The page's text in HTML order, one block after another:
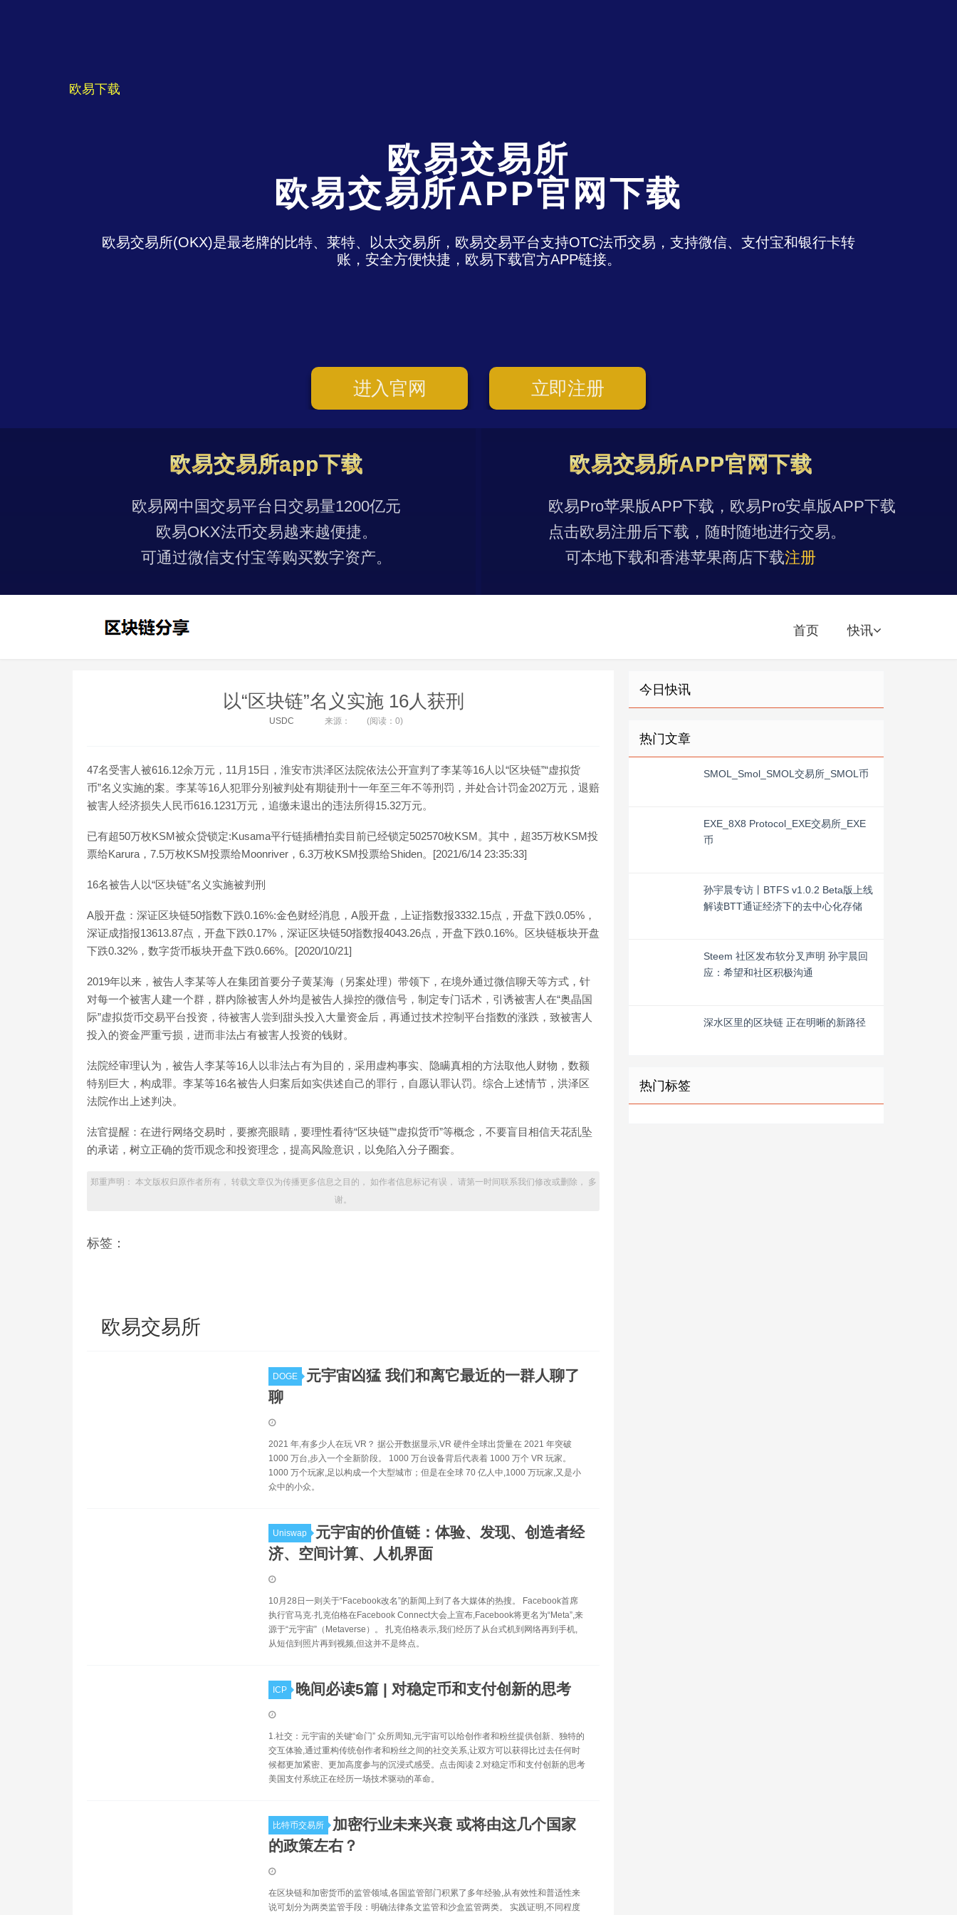
欧易下载
欧易交易所
欧易交易所APP官网下载
欧易交易所(OKX)是最老牌的比特、莱特、以太交易所，欧易交易平台支持OTC法币交易，支持微信、支付宝和银行卡转
账，安全方便快捷，欧易下载官方APP链接。
进入官网 立即注册
欧易交易所app下载
欧易网中国交易平台日交易量1200亿元
欧易OKX法币交易越来越便捷。
可通过微信支付宝等购买数字资产。
欧易交易所APP官网下载
欧易Pro苹果版APP下载，欧易Pro安卓版APP下载
点击欧易注册后下载，随时随地进行交易。
可本地下载和香港苹果商店下载注册
首页 快讯
以“区块链”名义实施 16人获刑
USDC 来源： (阅读：0)
47名受害人被616.12余万元，11月15日，淮安市洪泽区法院依法公开宣判了李某等16人以“区块链”“虚拟货
币”名义实施的案。李某等16人犯罪分别被判处有期徒刑十一年至三年不等刑罚，并处合计罚金202万元，退赔
被害人经济损失人民币616.1231万元，追缴未退出的违法所得15.32万元。
已有超50万枚KSM被众贷锁定:Kusama平行链插槽拍卖目前已经锁定502570枚KSM。其中，超35万枚KSM投
票给Karura，7.5万枚KSM投票给Moonriver，6.3万枚KSM投票给Shiden。[2021/6/14 23:35:33]
16名被告人以“区块链”名义实施被判刑
A股开盘：深证区块链50指数下跌0.16%:金色财经消息，A股开盘，上证指数报3332.15点，开盘下跌0.05%，
深证成指报13613.87点，开盘下跌0.17%，深证区块链50指数报4043.26点，开盘下跌0.16%。区块链板块开盘
下跌0.32%，数字货币板块开盘下跌0.66%。[2020/10/21]
2019年以来，被告人李某等人在集团首要分子黄某海（另案处理）带领下，在境外通过微信聊天等方式，针
对每一个被害人建一个群，群内除被害人外均是被告人操控的微信号，制定专门话术，引诱被害人在“奥晶国
际”虚拟货币交易平台投资，待被害人尝到甜头投入大量资金后，再通过技术控制平台指数的涨跌，致被害人
投入的资金严重亏损，进而非法占有被害人投资的钱财。
法院经审理认为，被告人李某等16人以非法占有为目的，采用虚构事实、隐瞒真相的方法取他人财物，数额
特别巨大，构成罪。李某等16名被告人归案后如实供述自己的罪行，自愿认罪认罚。综合上述情节，洪泽区
法院作出上述判决。
法官提醒：在进行网络交易时，要擦亮眼睛，要理性看待“区块链”“虚拟货币”等概念，不要盲目相信天花乱坠
的承诺，树立正确的货币观念和投资理念，提高风险意识，以免陷入分子圈套。
郑重声明： 本文版权归原作者所有， 转载文章仅为传播更多信息之目的， 如作者信息标记有误， 请第一时间联系我们修改或删除， 多
谢。
标签：
欧易交易所
DOGE
元宇宙凶猛 我们和离它最近的一群人聊了
聊
2021 年,有多少人在玩 VR？ 据公开数据显示,VR 硬件全球出货量在 2021 年突破
1000 万台,步入一个全新阶段。 1000 万台设备背后代表着 1000 万个 VR 玩家。
1000 万个玩家,足以构成一个大型城市；但是在全球 70 亿人中,1000 万玩家,又是小
众中的小众。
Uniswap
元宇宙的价值链：体验、发现、创造者经
济、空间计算、人机界面
10月28日一则关于“Facebook改名”的新闻上到了各大媒体的热搜。 Facebook首席
执行官马克·扎克伯格在Facebook Connect大会上宣布,Facebook将更名为“Meta”,来
源于“元宇宙”（Metaverse）。 扎克伯格表示,我们经历了从台式机到网络再到手机,
从短信到照片再到视频,但这并不是终点。
ICP 晚间必读5篇 | 对稳定币和支付创新的思考
1.社交：元宇宙的关键“命门” 众所周知,元宇宙可以给创作者和粉丝提供创新、独特的
交互体验,通过重构传统创作者和粉丝之间的社交关系,让双方可以获得比过去任何时
候都更加紧密、更加高度参与的沉浸式感受。点击阅读 2.对稳定币和支付创新的思考
美国支付系统正在经历一场技术驱动的革命。
比特币交易所
加密行业未来兴衰 或将由这几个国家
的政策左右？
在区块链和加密货币的监管领域,各国监管部门积累了多年经验,从有效性和普适性来
说可划分为两类监管手段：明确法律条文监管和沙盒监管两类。 实践证明,不同程度
今日快讯
热门文章
SMOL_Smol_SMOL交易所_SMOL币
EXE_8X8 Protocol_EXE交易所_EXE
币
孙宇晨专访丨BTFS v1.0.2 Beta版上线
解读BTT通证经济下的去中心化存储
Steem 社区发布软分叉声明 孙宇晨回
应：希望和社区积极沟通
深水区里的区块链 正在明晰的新路径
热门标签